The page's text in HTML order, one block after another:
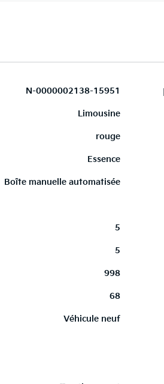
N-0000002138-15951
Limousine
rouge
Essence
Boîte manuelle automatisée
5
5
998
68
Véhicule neuf